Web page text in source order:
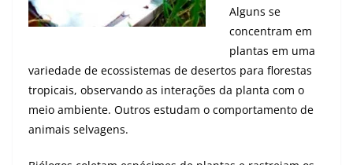
Alguns se
concentram em
plantas em uma
variedade de ecossistemas de desertos para florestas
tropicais, observando as interações da planta com o
meio ambiente. Outros estudam o comportamento de
animais selvagens.